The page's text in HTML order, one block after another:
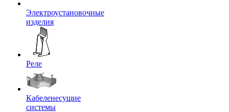
Электроустановочные
изделия
Реле
Кабеленесущие
системы